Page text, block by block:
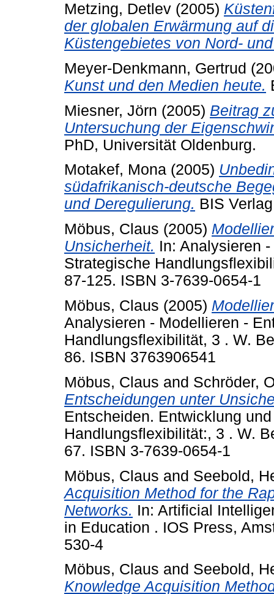
Metzing, Detlev (2005)
der globalen Erwärmung auf
Küstengebietes von Nord-
Meyer-Denkmann, Gertrud
Kunst und den Medien heute.
Miesner, Jörn (2005) Beitrag
Untersuchung der
PhD, Universität Oldenburg.
Motakef, Mona (2005)
südafrikanisch-deutsche
und Deregulierung. BIS
Möbus, Claus (2005)
Unsicherheit. In: Analysieren
Strategische
87-125. ISBN 3-7639-0654-1
Möbus, Claus (2005)
Analysieren - Modellieren -
Handlungsflexibilität, 3 . W.
86. ISBN 3763906541
Möbus, Claus and Schröder,
Entscheidungen unter
Entscheiden. Entwicklung
Handlungsflexibilität:, 3 . W.
67. ISBN 3-7639-0654-1
Möbus, Claus and Seebold,
Acquisition Method for the
Networks. In: Artificial
in Education . IOS Press,
530-4
Möbus, Claus and Seebold,
Knowledge Acquisition